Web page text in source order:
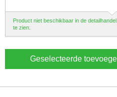
Product niet beschikbaar in de
te zien.
Geselecteerde